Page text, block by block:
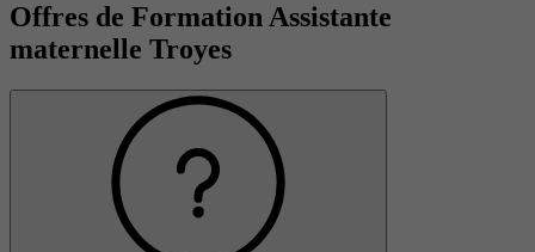
Offres de Formation Assistante
maternelle Troyes